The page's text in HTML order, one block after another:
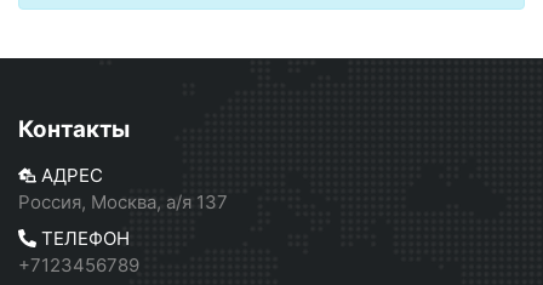
Контакты
АДРЕС
Россия, Москва, а/я 137
ТЕЛЕФОН
+7123456789